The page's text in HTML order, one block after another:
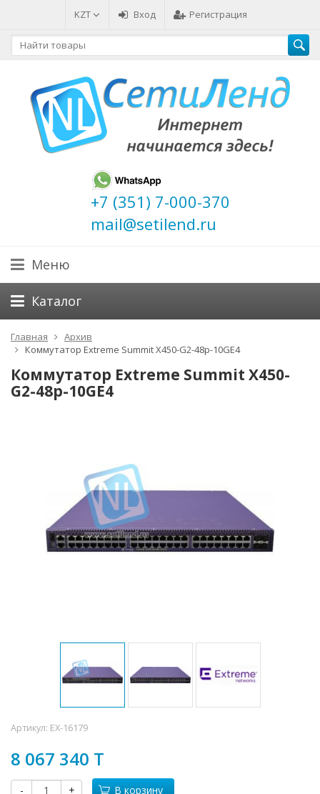
KZT Вход Регистрация
+7 (351) 7-000-370
mail@setilend.ru
Меню
Каталог
Главная
Архив
Коммутатор Extreme Summit X450-G2-48p-10GE4
Коммутатор Extreme Summit X450-
G2-48p-10GE4
Артикул: EX-16179
8 067 340 T
- + В корзину